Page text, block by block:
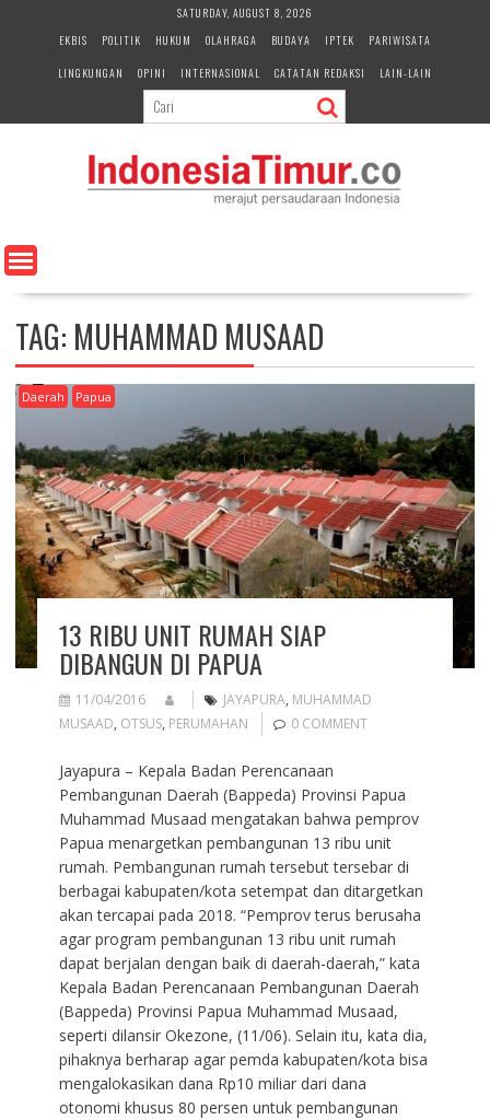
e
n
SATURDAY, AUGUST 8, 2026
EKBIS
POLITIK HUKUM OLAHRAGA BUDAYA IPTEK
PARIWISATA
LINGKUNGAN
OPINI INTERNASIONAL CATATAN REDAKSI LAIN-LAIN
TAG: MUHAMMAD MUSAAD
Daerah Papua
13 RIBU UNIT RUMAH SIAP
DIBANGUN DI PAPUA
11/04/2016 JAYAPURA, MUHAMMAD
MUSAAD, OTSUS, PERUMAHAN 0 COMMENT
Jayapura – Kepala Badan Perencanaan
Pembangunan Daerah (Bappeda) Provinsi Papua
Muhammad Musaad mengatakan bahwa pemprov
Papua menargetkan pembangunan 13 ribu unit
rumah. Pembangunan rumah tersebut tersebar di
berbagai kabupaten/kota setempat dan ditargetkan
akan tercapai pada 2018. “Pemprov terus berusaha
agar program pembangunan 13 ribu unit rumah
dapat berjalan dengan baik di daerah-daerah,” kata
Kepala Badan Perencanaan Pembangunan Daerah
(Bappeda) Provinsi Papua Muhammad Musaad,
seperti dilansir Okezone, (11/06). Selain itu, kata dia,
pihaknya berharap agar pemda kabupaten/kota bisa
mengalokasikan dana Rp10 miliar dari dana
otonomi khusus 80 persen untuk pembangunan